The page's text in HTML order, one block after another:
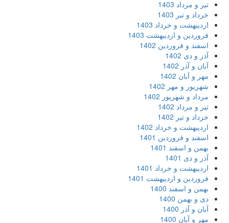
تیر و مرداد 1403
خرداد و تیر 1403
اردیبهشت و خرداد 1403
فروردین و اردیبهشت 1403
اسفند و فروردین 1402
آذر و دی 1402
آبان و آذر 1402
مهر و آبان 1402
شهریور و مهر 1402
مرداد و شهریور 1402
تیر و مرداد 1402
خرداد و تیر 1402
اردیبهشت و خرداد 1402
اسفند و فروردین 1401
بهمن و اسفند 1401
آذر و دی 1401
اردیبهشت و خرداد 1401
فروردین و اردیبهشت 1401
بهمن و اسفند 1400
دی و بهمن 1400
آبان و آذر 1400
مهر و آبان 1400